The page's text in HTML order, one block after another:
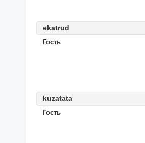
ekatrud
Гость
kuzatata
Гость